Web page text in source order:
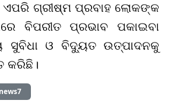
ଏପରି ଗ୍ରୀଷ୍ମ ପ୍ରବାହ ଲୋକଙ୍କ
ବିପରୀତ ପ୍ରଭାବ ପକାଇବା
ସୁବିଧା ଓ ବିଦ୍ୟୁତ ଉତ୍ପାଦନକୁ
କରିଛି।